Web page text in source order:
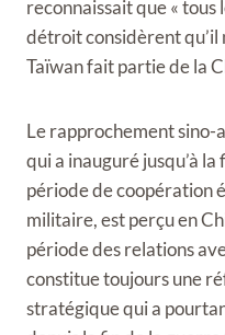
reconnaissait que « tous
détroit considèrent qu’il
Taïwan fait partie de la
Le rapprochement sino-
qui a inauguré jusqu’à
période de coopération
militaire, est perçu en
période des relations
constitue toujours une
stratégique qui a